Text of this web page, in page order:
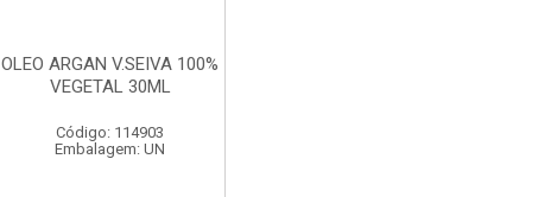
OLEO ARGAN V.SEIVA 100%
VEGETAL 30ML
Código: 114903
Embalagem: UN